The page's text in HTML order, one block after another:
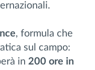
, formula che
sul campo:
in 200 ore in